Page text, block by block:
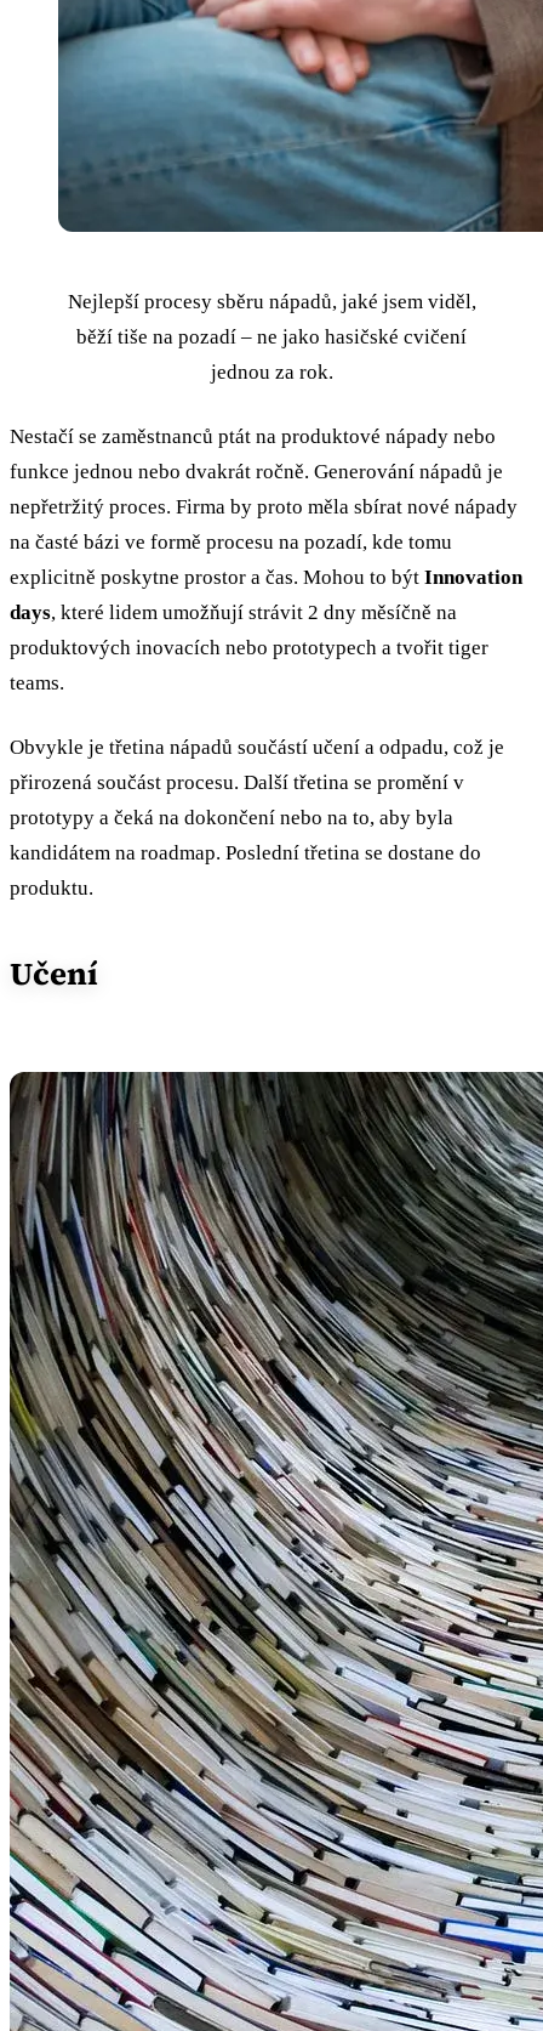
Nejlepší procesy sběru nápadů, jaké jsem viděl,
běží tiše na pozadí – ne jako hasičské cvičení
jednou za rok.
Nestačí se zaměstnanců ptát na produktové nápady nebo
funkce jednou nebo dvakrát ročně. Generování nápadů je
nepřetržitý proces. Firma by proto měla sbírat nové nápady
na časté bázi ve formě procesu na pozadí, kde tomu
explicitně poskytne prostor a čas. Mohou to být Innovation
days, které lidem umožňují strávit 2 dny měsíčně na
produktových inovacích nebo prototypech a tvořit tiger
teams.
Obvykle je třetina nápadů součástí učení a odpadu, což je
přirozená součást procesu. Další třetina se promění v
prototypy a čeká na dokončení nebo na to, aby byla
kandidátem na roadmap. Poslední třetina se dostane do
produktu.
Učení